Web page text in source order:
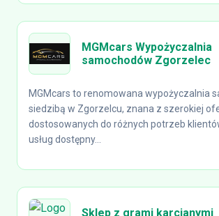
MGMcars Wypożyczalnia
samochodów Zgorzelec
MGMcars to renomowana wypożyczalnia
siedzibą w Zgorzelcu, znana z szerokiej
dostosowanych do różnych potrzeb
usług dostępny...
Sklep z grami karcianymi